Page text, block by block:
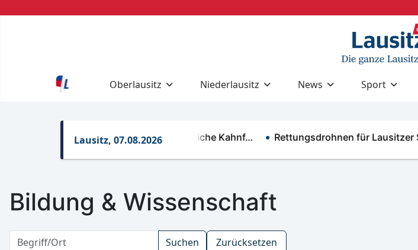
Oberlausitz Niederlausitz News Sport
Lausitz, 07.08.2026
Regelungen für gewerbliche Kahnf… Rettungsdrohnen für Lausitzer Se…
Bildung & Wissenschaft
Suchen Zurücksetzen